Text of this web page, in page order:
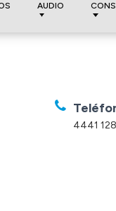
AUDIO
4441